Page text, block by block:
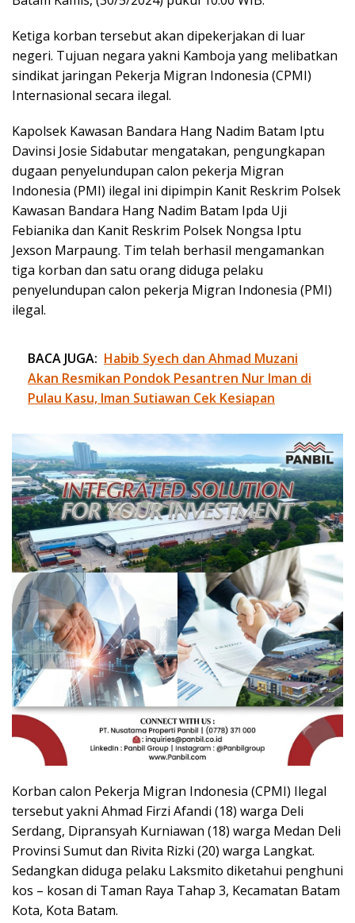
Ketiga korban tersebut akan dipekerjakan di luar
negeri. Tujuan negara yakni Kamboja yang melibatkan
sindikat jaringan Pekerja Migran Indonesia (CPMI)
Internasional secara ilegal.
Kapolsek Kawasan Bandara Hang Nadim Batam Iptu
Davinsi Josie Sidabutar mengatakan, pengungkapan
dugaan penyelundupan calon pekerja Migran
Indonesia (PMI) ilegal ini dipimpin Kanit Reskrim Polsek
Kawasan Bandara Hang Nadim Batam Ipda Uji
Febianika dan Kanit Reskrim Polsek Nongsa Iptu
Jexson Marpaung. Tim telah berhasil mengamankan
tiga korban dan satu orang diduga pelaku
penyelundupan calon pekerja Migran Indonesia (PMI)
ilegal.
BACA JUGA: Habib Syech dan Ahmad Muzani
Akan Resmikan Pondok Pesantren Nur Iman di
Pulau Kasu, Iman Sutiawan Cek Kesiapan
Korban calon Pekerja Migran Indonesia (CPMI) Ilegal
tersebut yakni Ahmad Firzi Afandi (18) warga Deli
Serdang, Dipransyah Kurniawan (18) warga Medan Deli
Provinsi Sumut dan Rivita Rizki (20) warga Langkat.
Sedangkan diduga pelaku Laksmito diketahui penghuni
kos – kosan di Taman Raya Tahap 3, Kecamatan Batam
Kota, Kota Batam.